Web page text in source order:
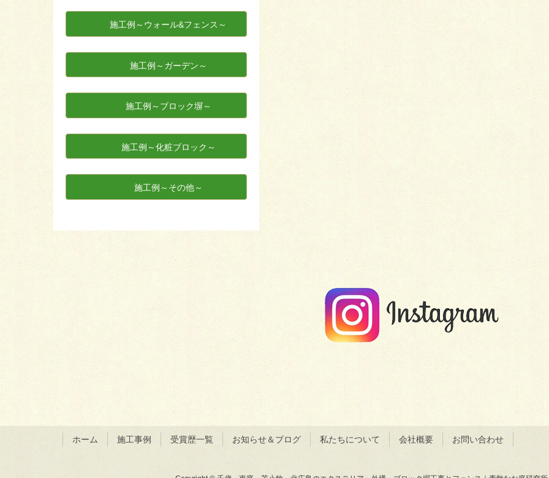
施工例～ウォール&フェンス～
施工例～ガーデン～
施工例～ブロック塀～
施工例～化粧ブロック～
施工例～その他～
ホーム 施工事例 受賞歴一覧 お知らせ＆ブログ 私たちについて 会社概要 お問い合わせ